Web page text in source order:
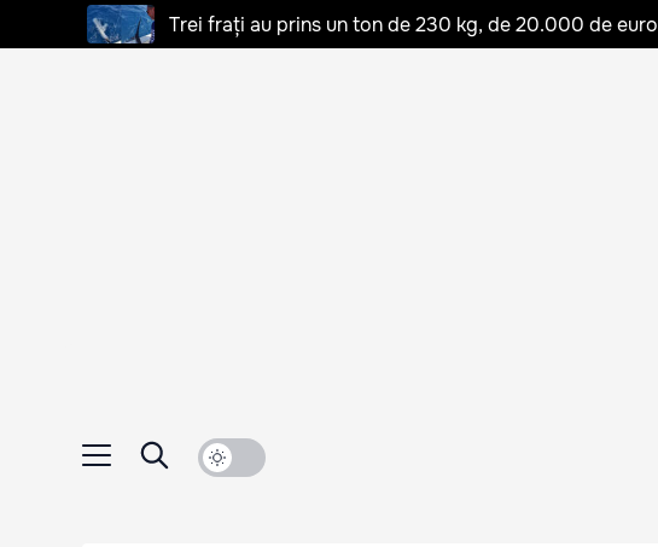
Trei frați au prins un ton de 230 kg, de 20.000 de euro